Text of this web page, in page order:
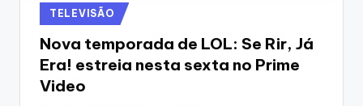
Posted
in
TELEVISÃO
Nova temporada de LOL: Se Rir, Já
Era! estreia nesta sexta no Prime
Video